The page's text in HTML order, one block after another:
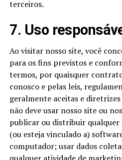
terceiros.
7. Uso
Ao visitar nosso site, você
para os fins previstos e
termos, por quaisquer
conosco e pelas leis,
geralmente aceitas e
não deve usar nosso site ou
publicar ou distribuir qualquer
(ou esteja vinculado a)
computador; usar dados